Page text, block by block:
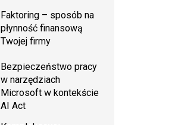
Faktoring – sposób na
płynność finansową
Twojej firmy
Bezpieczeństwo pracy
w narzędziach
Microsoft w kontekście
AI Act